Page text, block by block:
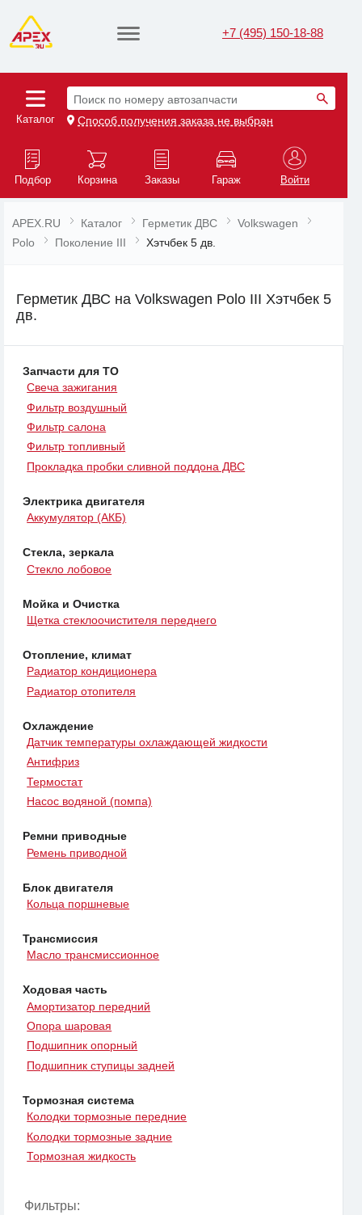
+7 (495) 150-18-88
Каталог
Поиск по номеру автозапчасти
Способ получения заказа не выбран
Подбор Корзина Заказы Гараж Войти
APEX.RU Каталог Герметик ДВС
Volkswagen
Polo
Поколение III Хэтчбек 5 дв.
Герметик ДВС на Volkswagen Polo III Хэтчбек 5
дв.
Запчасти для ТО
Свеча зажигания
Фильтр воздушный
Фильтр салона
Фильтр топливный
Прокладка пробки сливной поддона ДВС
Электрика двигателя
Аккумулятор (АКБ)
Стекла, зеркала
Стекло лобовое
Мойка и Очистка
Щетка стеклоочистителя переднего
Отопление, климат
Радиатор кондиционера
Радиатор отопителя
Охлаждение
Датчик температуры охлаждающей жидкости
Антифриз
Термостат
Насос водяной (помпа)
Ремни приводные
Ремень приводной
Блок двигателя
Кольца поршневые
Трансмиссия
Масло трансмиссионное
Ходовая часть
Амортизатор передний
Опора шаровая
Подшипник опорный
Подшипник ступицы задней
Тормозная система
Колодки тормозные передние
Колодки тормозные задние
Тормозная жидкость
Фильтры: